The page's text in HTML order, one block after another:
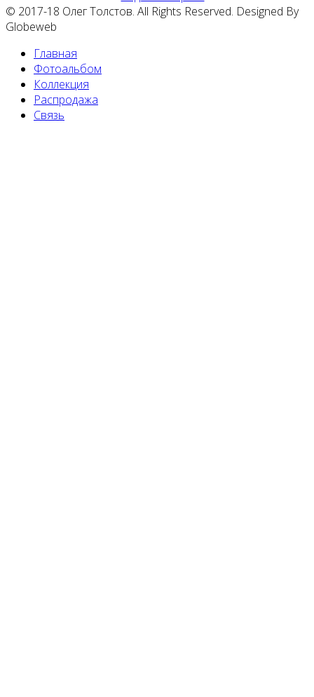
© 2017-18 Олег Толстов. All Rights Reserved. Designed By
Globeweb
Главная
Фотоальбом
Коллекция
Распродажа
Связь